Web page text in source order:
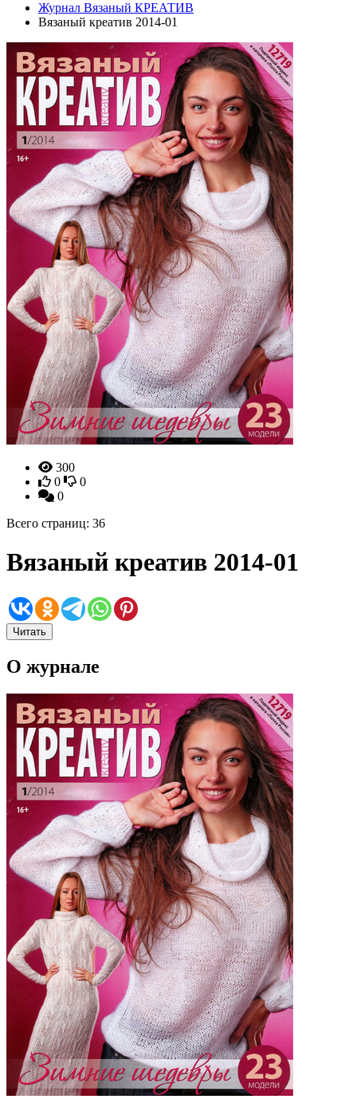
Журнал Вязаный КРЕАТИВ
Вязаный креатив 2014-01
300
0
0
0
Всего страниц: 36
Вязаный креатив 2014-01
Читать
О журнале